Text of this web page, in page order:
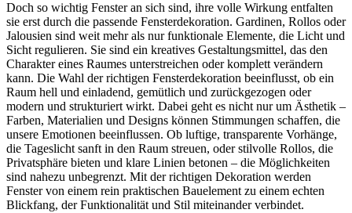
Doch so wichtig Fenster an sich sind, ihre volle Wirkung entfalten
sie erst durch die passende Fensterdekoration. Gardinen, Rollos oder
Jalousien sind weit mehr als nur funktionale Elemente, die Licht und
Sicht regulieren. Sie sind ein kreatives Gestaltungsmittel, das den
Charakter eines Raumes unterstreichen oder komplett verändern
kann. Die Wahl der richtigen Fensterdekoration beeinflusst, ob ein
Raum hell und einladend, gemütlich und zurückgezogen oder
modern und strukturiert wirkt. Dabei geht es nicht nur um Ästhetik –
Farben, Materialien und Designs können Stimmungen schaffen, die
unsere Emotionen beeinflussen. Ob luftige, transparente Vorhänge,
die Tageslicht sanft in den Raum streuen, oder stilvolle Rollos, die
Privatsphäre bieten und klare Linien betonen – die Möglichkeiten
sind nahezu unbegrenzt. Mit der richtigen Dekoration werden
Fenster von einem rein praktischen Bauelement zu einem echten
Blickfang, der Funktionalität und Stil miteinander verbindet.